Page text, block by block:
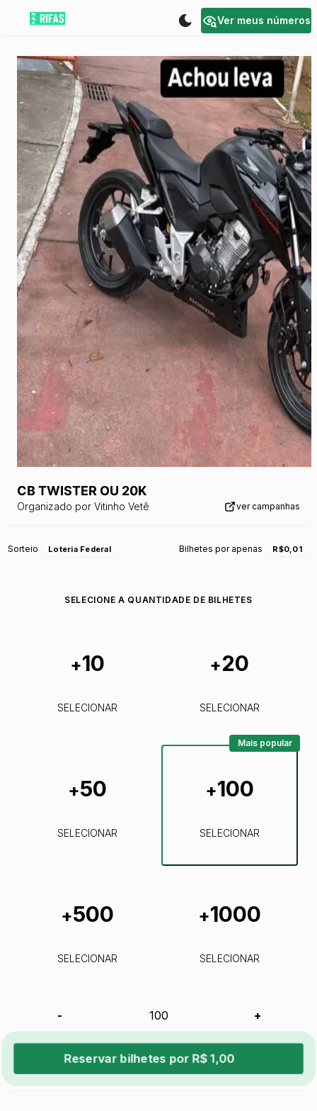
Ver meus números
CB TWISTER OU 20K
Organizado por Vitinho Vetê ver campanhas
Sorteio Loteria Federal Bilhetes por apenas R$0,01
SELECIONE A QUANTIDADE DE BILHETES
+10
SELECIONAR
+20
SELECIONAR
+50
SELECIONAR
+100
SELECIONAR
Mais popular
+500
SELECIONAR
+1000
SELECIONAR
- +
Reservar bilhetes por R$ 1,00